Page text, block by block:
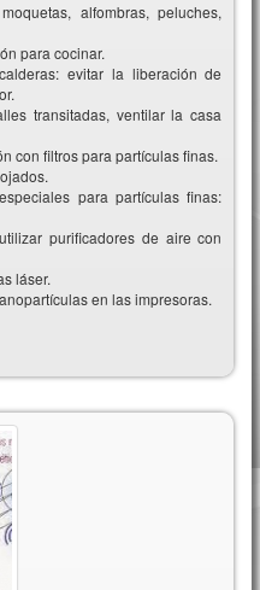
alfombras, peluches,
para cocinar.
evitar la liberación de
transitadas, ventilar la casa
con filtros para partículas finas.
para partículas finas:
purificadores de aire con
láser.
en las impresoras.